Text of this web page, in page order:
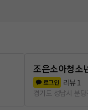
조은소아청소
로그인 리뷰 1
경기도 성남시 분